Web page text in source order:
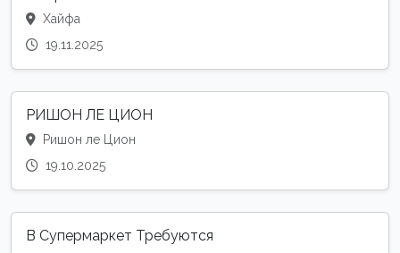
Хайфа
19.11.2025
РИШОН ЛЕ ЦИОН
Ришон ле Цион
19.10.2025
В Супермаркет Требуются